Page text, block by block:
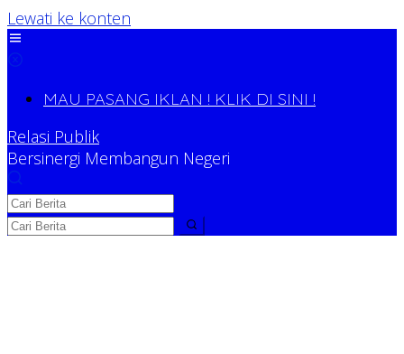
Lewati ke konten
MAU PASANG IKLAN ! KLIK DI SINI !
Relasi Publik
Bersinergi Membangun Negeri